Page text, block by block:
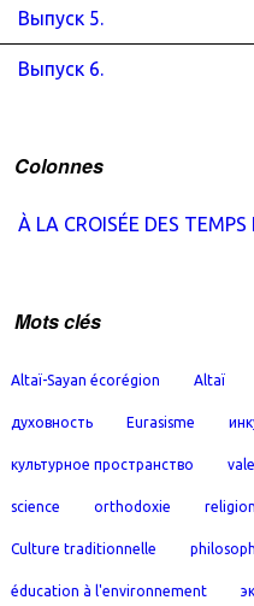
Выпуск 5.
Выпуск 6.
Colonnes
À LA CROISÉE DES TEMPS
Mots clés
Altaï-Sayan écorégion Altaï
духовность Eurasisme
культурное пространство
science orthodoxie religion
Culture traditionnelle
éducation à l'environnement